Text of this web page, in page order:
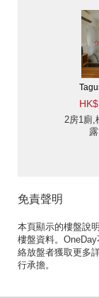
2房1廁,
免責聲明
本頁顯示的樓盤說
樓盤資料。
絡放盤者獲取更多
行承擔。